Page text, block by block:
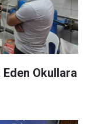
Eden Okullara